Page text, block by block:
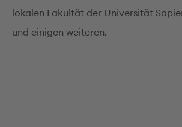
lokalen Fakultät der Universität
und einigen weiteren.